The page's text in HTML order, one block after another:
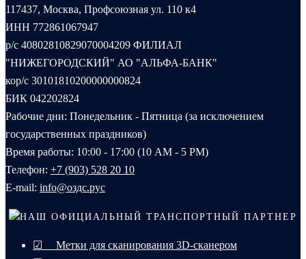
117437, Москва, Профсоюзная ул. 110 к4
ИНН 772861067947
р/с 40802810829070004209 ФИЛИАЛ
"НИЖЕГОРОДСКИЙ" АО "АЛЬФА-БАНК"
кор/с 30101810200000000824
БИК 042202824
Рабочие дни: Понедельник - Пятница (за исключением
государственных праздников)
Время работы: 10:00 - 17:00 (10 AM - 5 PM)
Телефон: +7 (903) 528 20 10‬
E-mail: info@оздс.рус
НАШ ОФИЦИАЛЬНЫЙ ТРАНСПОРТНЫЙ ПАРТНЕР
☑ Метки для сканирования 3D-сканером